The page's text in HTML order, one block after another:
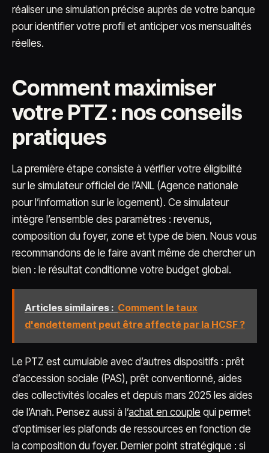
réaliser une simulation précise auprès de votre banque
pour identifier votre profil et anticiper vos mensualités
réelles.
Comment maximiser
votre PTZ : nos conseils
pratiques
La première étape consiste à vérifier votre éligibilité
sur le simulateur officiel de l’ANIL (Agence nationale
pour l’information sur le logement). Ce simulateur
intègre l’ensemble des paramètres : revenus,
composition du foyer, zone et type de bien. Nous vous
recommandons de le faire avant même de chercher un
bien : le résultat conditionne votre budget global.
Articles similaires : Comment le taux
d'endettement peut être affecté par la HCSF ?
Le PTZ est cumulable avec d’autres dispositifs : prêt
d’accession sociale (PAS), prêt conventionné, aides
des collectivités locales et depuis mars 2025 les aides
de l’Anah. Pensez aussi à l’achat en couple qui permet
d’optimiser les plafonds de ressources en fonction de
la composition du foyer. Dernier point stratégique : si